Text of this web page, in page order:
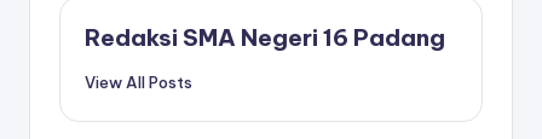
Redaksi SMA Negeri 16 Padang
View All Posts